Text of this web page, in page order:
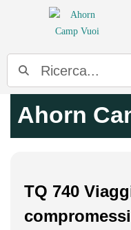
Ahorn
TQ 740
compromessi